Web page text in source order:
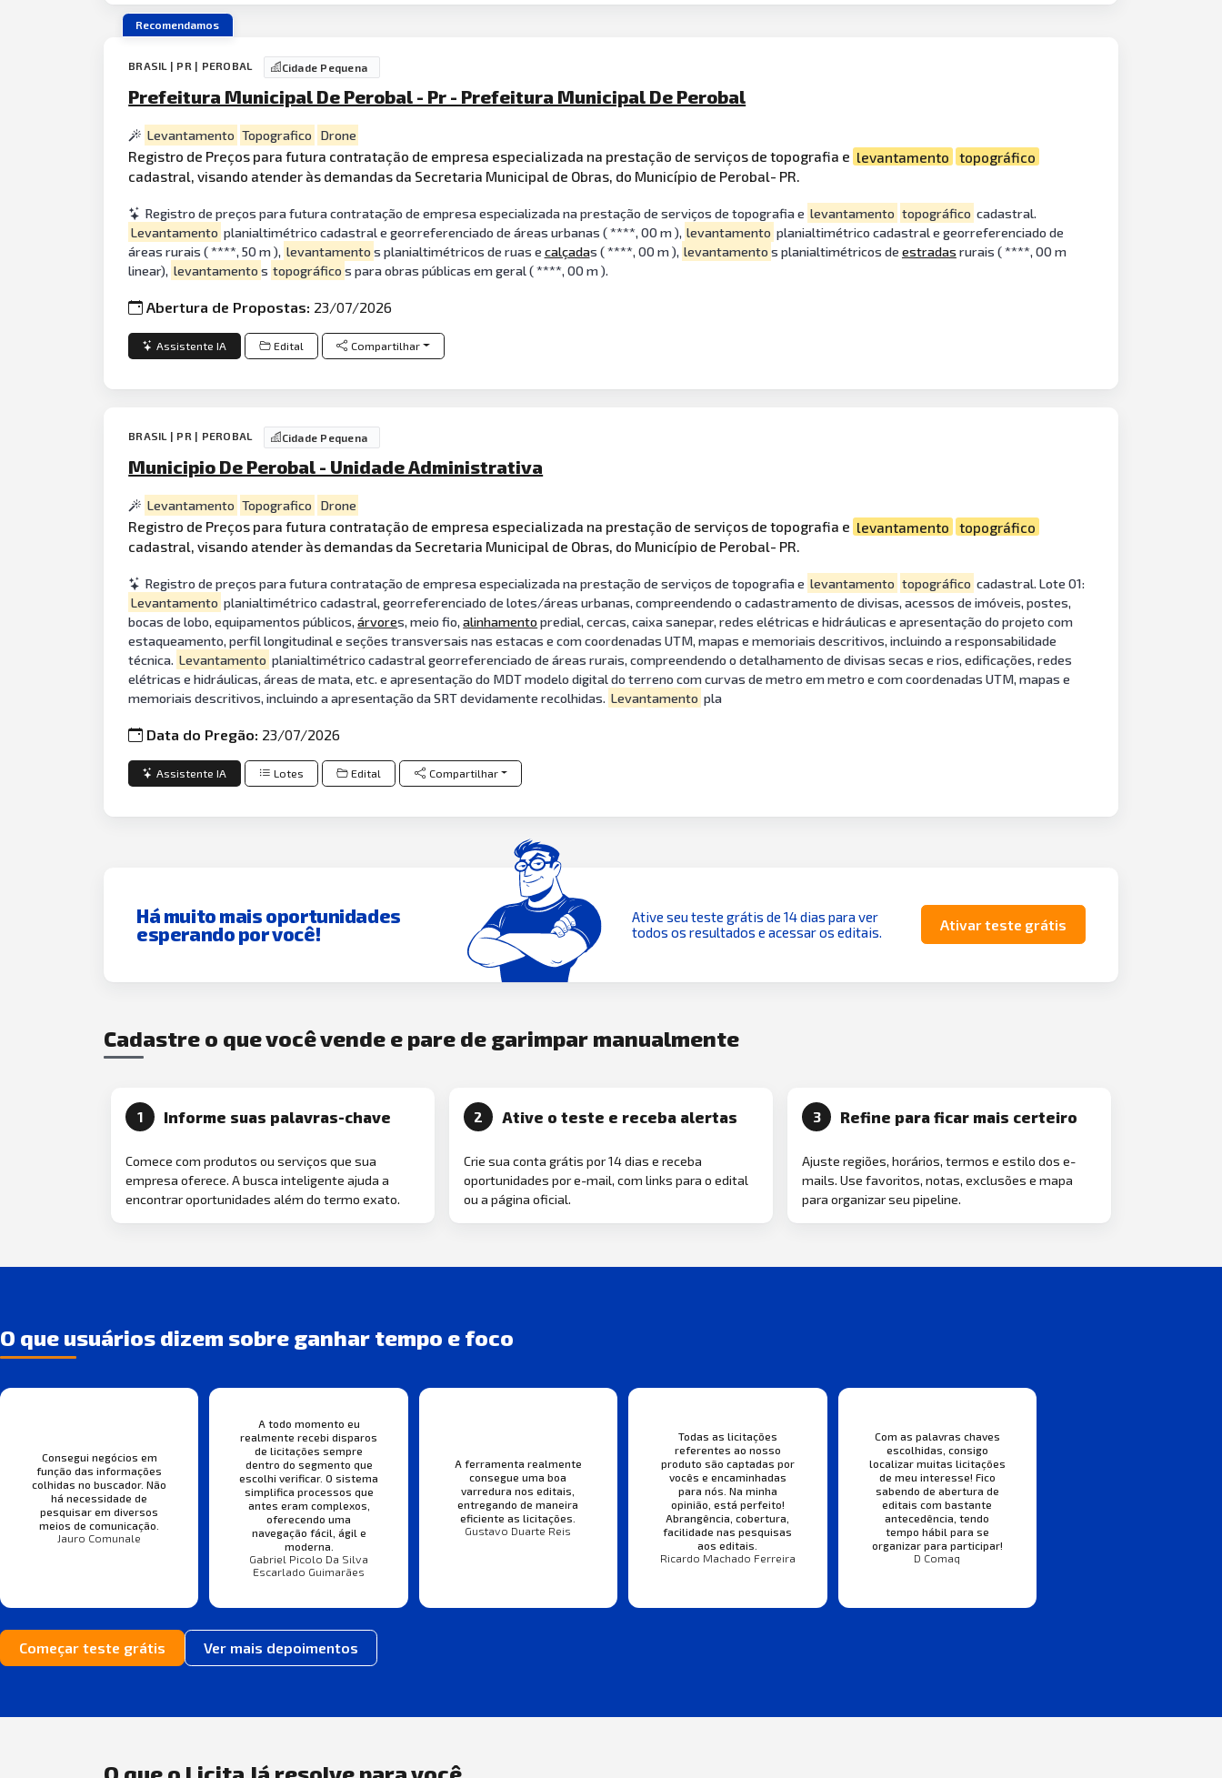
Recomendamos
BRASIL | PR | PEROBAL Cidade Pequena
Prefeitura Municipal De Perobal - Pr - Prefeitura Municipal De Perobal
Levantamento Topografico Drone
Registro de Preços para futura contratação de empresa especializada na prestação de serviços de topografia e levantamento
topográfico
cadastral, visando atender às demandas da Secretaria Municipal de Obras, do Município de Perobal- PR.
Registro de preços para futura contratação de empresa especializada na prestação de serviços de topografia e levantamento topográfico cadastral.
Levantamento planialtimétrico cadastral e georreferenciado de áreas urbanas ( ****, 00 m ), levantamento planialtimétrico cadastral e georreferenciado de
áreas rurais ( ****, 50 m ), levantamento s planialtimétricos de ruas e calçadas ( ****, 00 m ), levantamento s planialtimétricos de estradas rurais ( ****, 00 m
linear), levantamento s topográfico s para obras públicas em geral ( ****, 00 m ).
Abertura de Propostas: 23/07/2026
Assistente IA Edital Compartilhar
BRASIL | PR | PEROBAL Cidade Pequena
Municipio De Perobal - Unidade Administrativa
Levantamento Topografico Drone
Registro de Preços para futura contratação de empresa especializada na prestação de serviços de topografia e levantamento
topográfico
cadastral, visando atender às demandas da Secretaria Municipal de Obras, do Município de Perobal- PR.
Registro de preços para futura contratação de empresa especializada na prestação de serviços de topografia e levantamento topográfico cadastral. Lote 01:
Levantamento planialtimétrico cadastral, georreferenciado de lotes/áreas urbanas, compreendendo o cadastramento de divisas, acessos de imóveis, postes,
bocas de lobo, equipamentos públicos,árvores, meio fio,alinhamentopredial, cercas, caixa sanepar, redes elétricas e hidráulicas e apresentação do projeto com
estaqueamento, perfil longitudinal e seções transversais nas estacas e com coordenadas UTM, mapas e memoriais descritivos, incluindo a responsabilidade
técnica. Levantamento planialtimétrico cadastral georreferenciado de áreas rurais, compreendendo o detalhamento de divisas secas e rios, edificações, redes
elétricas e hidráulicas, áreas de mata, etc. e apresentação do MDT modelo digital do terreno com curvas de metro em metro e com coordenadas UTM, mapas e
memoriais descritivos, incluindo a apresentação da SRT devidamente recolhidas. Levantamento pla
Data do Pregão: 23/07/2026
Assistente IA Lotes Edital Compartilhar
Há muito mais oportunidades
esperando por você!
Ative seu teste grátis de 14 dias para ver
todos os resultados e acessar os editais.
Ativar teste grátis
Cadastre o que você vende e pare de garimpar manualmente
1 Informe suas palavras-chave
Comece com produtos ou serviços que sua
empresa oferece. A busca inteligente ajuda a
encontrar oportunidades além do termo exato.
2 Ative o teste e receba alertas
Crie sua conta grátis por 14 dias e receba
oportunidades por e-mail, com links para o edital
ou a página oficial.
3 Refine para ficar mais certeiro
Ajuste regiões, horários, termos e estilo dos e-
mails. Use favoritos, notas, exclusões e mapa
para organizar seu pipeline.
O que usuários dizem sobre ganhar tempo e foco
Consegui negócios em
função das informações
colhidas no buscador. Não
há necessidade de
pesquisar em diversos
meios de comunicação.
Jauro Comunale
A todo momento eu
realmente recebi disparos
de licitações sempre
dentro do segmento que
escolhi verificar. O sistema
simplifica processos que
antes eram complexos,
oferecendo uma
navegação fácil, ágil e
moderna.
Gabriel Picolo Da Silva
Escarlado Guimarães
A ferramenta realmente
consegue uma boa
varredura nos editais,
entregando de maneira
eficiente as licitações.
Gustavo Duarte Reis
Todas as licitações
referentes ao nosso
produto são captadas por
vocês e encaminhadas
para nós. Na minha
opinião, está perfeito!
Abrangência, cobertura,
facilidade nas pesquisas
aos editais.
Ricardo Machado Ferreira
Com as palavras chaves
escolhidas, consigo
localizar muitas licitações
de meu interesse! Fico
sabendo de abertura de
editais com bastante
antecedência, tendo
tempo hábil para se
organizar para participar!
D Comaq
Começar teste grátis Ver mais depoimentos